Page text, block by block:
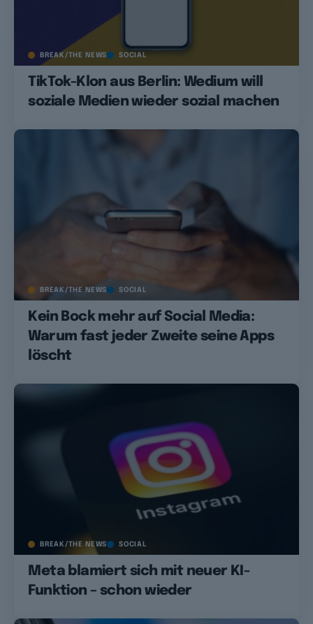
BREAK/THE NEWS SOCIAL
TikTok-Klon aus Berlin: Wedium will
soziale Medien wieder sozial machen
BREAK/THE NEWS SOCIAL
Kein Bock mehr auf Social Media:
Warum fast jeder Zweite seine Apps
löscht
BREAK/THE NEWS SOCIAL
Meta blamiert sich mit neuer KI-
Funktion – schon wieder